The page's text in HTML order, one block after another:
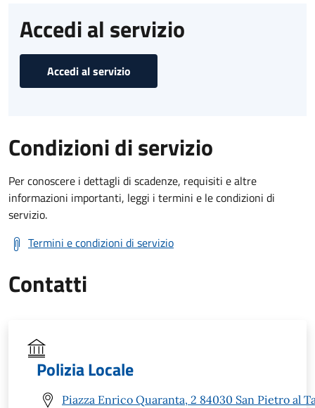
Accedi al servizio
Accedi al servizio
Condizioni di servizio
Per conoscere i dettagli di scadenze, requisiti e altre
informazioni importanti, leggi i termini e le condizioni di
servizio.
Termini e condizioni di servizio
Contatti
Polizia Locale
Piazza Enrico Quaranta, 2 84030 San Pietro al